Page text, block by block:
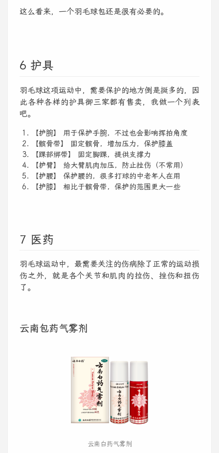
这么看来，一个羽毛球包还是很有必要的。
6 护具
羽毛球这项运动中，需要保护的地方倒是挺多的，因
此各种各样的护具御三家都有售卖，我做一个列表
吧。
【护腕】 用于保护手腕，不过也会影响挥拍角度
【髌骨带】 固定髌骨，增加压力，保护膝盖
【踝部绑带】 固定脚踝，提供支撑力
【护臂】 给大臂肌肉加压，防止拉伤（不常用）
【护腰】 保护腰的，很多打球的中老年人在用
【护膝】 相比于髌骨带，保护的范围更大一些
7 医药
羽毛球运动中，最需要关注的伤病除了正常的运动损
伤之外，就是各个关节和肌肉的拉伤、挫伤和扭伤
了。
云南包药气雾剂
云南白药气雾剂